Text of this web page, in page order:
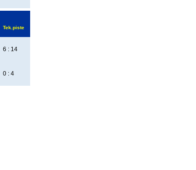
Tek.piste
6 : 14
0 : 4